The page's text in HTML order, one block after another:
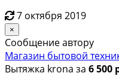
7 октября 2019
×
Сообщение автору
Магазин бытовой
Вытяжка krona за 6 500